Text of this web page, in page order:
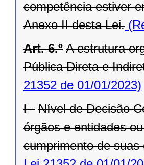
competência estiver
Anexo II desta Lei.
Art. 6.º A estrutura
Pública Direta e
21352 de 01/01/2023)
I - Nível de Decisão
órgãos e entidades
cumprimento de